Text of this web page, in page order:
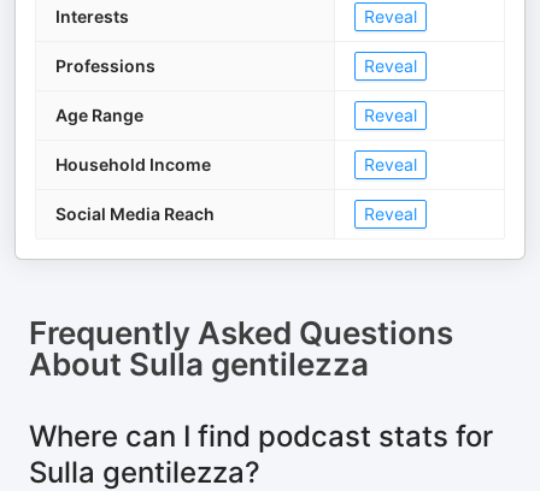
Interests Reveal
Professions Reveal
Age Range Reveal
Household Income Reveal
Social Media Reach Reveal
Frequently Asked Questions
About Sulla gentilezza
Where can I find podcast stats for
Sulla gentilezza?